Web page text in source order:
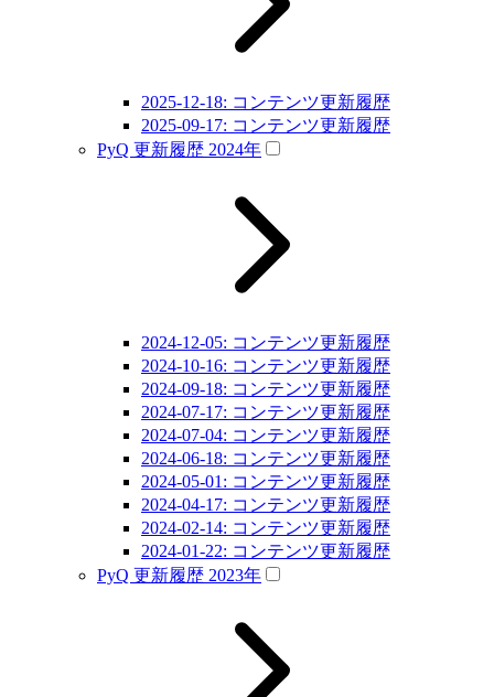
2025-12-18: コンテンツ更新履歴
2025-09-17: コンテンツ更新履歴
PyQ 更新履歴 2024年
2024-12-05: コンテンツ更新履歴
2024-10-16: コンテンツ更新履歴
2024-09-18: コンテンツ更新履歴
2024-07-17: コンテンツ更新履歴
2024-07-04: コンテンツ更新履歴
2024-06-18: コンテンツ更新履歴
2024-05-01: コンテンツ更新履歴
2024-04-17: コンテンツ更新履歴
2024-02-14: コンテンツ更新履歴
2024-01-22: コンテンツ更新履歴
PyQ 更新履歴 2023年